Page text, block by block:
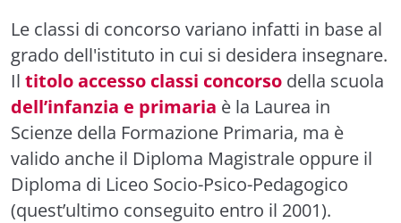
Le classi di concorso variano infatti in base al
grado dell'istituto in cui si desidera insegnare.
Il titolo accesso classi concorso della scuola
dell’infanzia e primaria è la Laurea in
Scienze della Formazione Primaria, ma è
valido anche il Diploma Magistrale oppure il
Diploma di Liceo Socio-Psico-Pedagogico
(quest’ultimo conseguito entro il 2001).